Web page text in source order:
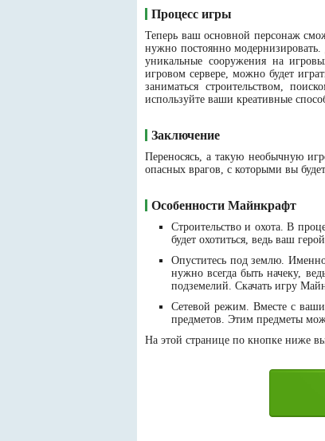
Процесс игры
Теперь ваш основной персонаж
нужно постоянно
уникальные сооружения на
игровом сервере, можно будет
заниматься строительством,
используйте ваши креативные
Заключение
Переносясь, а такую необычную
опасных врагов, с которыми вы
Особенности Майнкрафт
Строительство и охота. В
будет охотиться, ведь ваш
Опуститесь под землю.
нужно всегда быть начеку,
подземелий. Скачать игру
Сетевой режим. Вместе с
предметов. Этим предметы
На этой странице по кнопке ниже